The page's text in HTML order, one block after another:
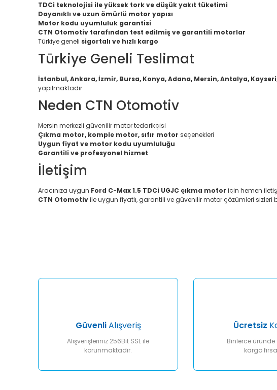
TDCi teknolojisi ile yüksek tork ve düşük yakıt tüketimi
Dayanıklı ve uzun ömürlü motor yapısı
Motor kodu uyumluluk garantisi
CTN Otomotiv tarafından test edilmiş ve garantili motorlar
Türkiye geneli sigortalı ve hızlı kargo
Türkiye Geneli Teslimat
İstanbul, Ankara, İzmir, Bursa, Konya, Adana, Mersin, Antalya,
yapılmaktadır.
Neden CTN Otomotiv
Mersin merkezli güvenilir motor tedarikçisi
Çıkma motor, komple motor, sıfır motor seçenekleri
Uygun fiyat ve motor kodu uyumluluğu
Garantili ve profesyonel hizmet
İletişim
Aracınıza uygun Ford C-Max 1.5 TDCi UGJC çıkma motor için hemen
CTN Otomotivile uygun fiyatlı, garantili ve güvenilir motor çözümleri sizleri
Ürün bilgilerinde hatalar bulunuyor.
GüvenliAlışveriş
Alışverişleriniz 256Bit SSL ile
korunmaktadır.
Ücretsiz
Binlerce üründe
kargo